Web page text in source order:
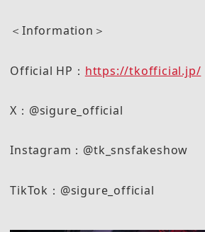
＜Information＞
Official HP： https://tkofficial.jp/
X：@sigure_official
Instagram：@tk_snsfakeshow
TikTok：@sigure_official